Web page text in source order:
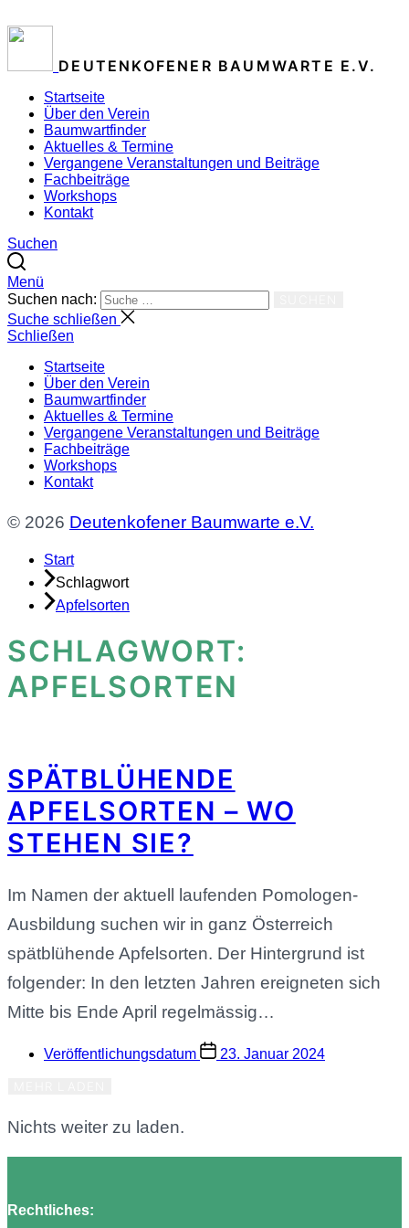
DEUTENKOFENER BAUMWARTE E.V.
Startseite
Über den Verein
Baumwartfinder
Aktuelles & Termine
Vergangene Veranstaltungen und Beiträge
Fachbeiträge
Workshops
Kontakt
Suchen
Menü
Suchen nach:
Suche schließen
Schließen
Startseite
Über den Verein
Baumwartfinder
Aktuelles & Termine
Vergangene Veranstaltungen und Beiträge
Fachbeiträge
Workshops
Kontakt
© 2026 Deutenkofener Baumwarte e.V.
Start
Schlagwort
Apfelsorten
SCHLAGWORT:
APFELSORTEN
SPÄTBLÜHENDE
APFELSORTEN – WO
STEHEN SIE?
Im Namen der aktuell laufenden Pomologen-
Ausbildung suchen wir in ganz Österreich
spätblühende Apfelsorten. Der Hintergrund ist
folgender: In den letzten Jahren ereigneten sich
Mitte bis Ende April regelmässig…
Veröffentlichungsdatum 23. Januar 2024
Nichts weiter zu laden.
Rechtliches: